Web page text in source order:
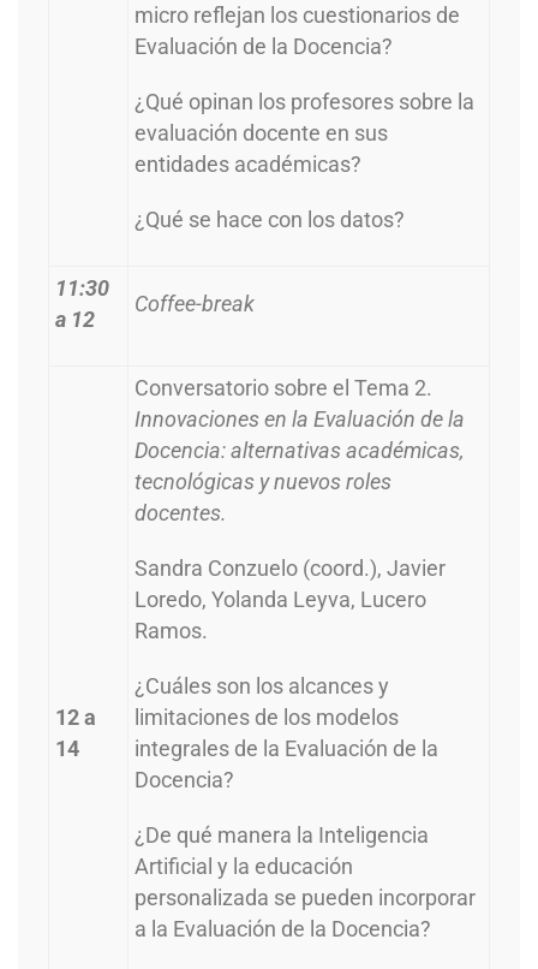
micro reflejan los cuestionarios de
Evaluación de la Docencia?
¿Qué opinan los profesores sobre la
evaluación docente en sus
entidades académicas?
¿Qué se hace con los datos?
11:30
a 12
Coffee-break
12 a
14
Conversatorio sobre el Tema 2.
Innovaciones en la Evaluación de la
Docencia: alternativas académicas,
tecnológicas y nuevos roles
docentes.
Sandra Conzuelo (coord.), Javier
Loredo, Yolanda Leyva, Lucero
Ramos.
¿Cuáles son los alcances y
limitaciones de los modelos
integrales de la Evaluación de la
Docencia?
¿De qué manera la Inteligencia
Artificial y la educación
personalizada se pueden incorporar
a la Evaluación de la Docencia?